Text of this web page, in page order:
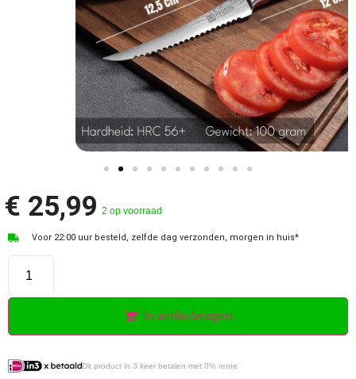
€ 25,99 2 op voorraad
Voor 22:00 uur besteld, zelfde dag verzonden, morgen in huis*
In winkelwagen
Dit product in 3 keer betalen met 0% rente